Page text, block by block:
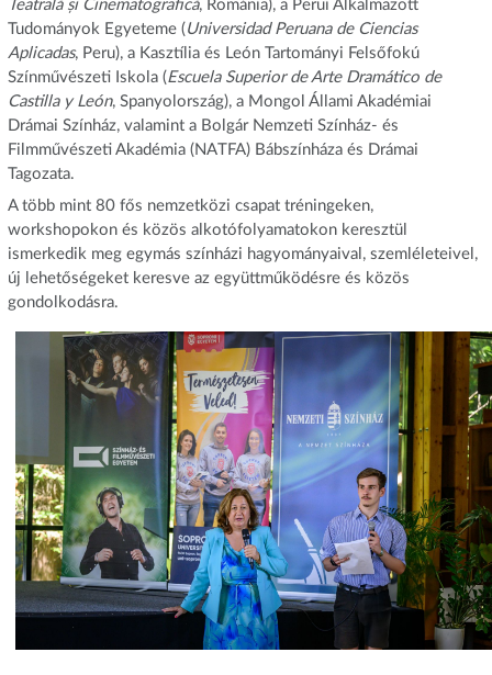
Teatrală și Cinematografică, Románia), a Perui Alkalmazott
Tudományok Egyeteme ( Universidad Peruana de Ciencias
Aplicadas, Peru), a Kasztília és León Tartományi Felsőfokú
Színművészeti Iskola (Escuela Superior de Arte Dramático de
Castilla y León, Spanyolország), a Mongol Állami Akadémiai
Drámai Színház, valamint a Bolgár Nemzeti Színház- és
Filmművészeti Akadémia (NATFA) Bábszínháza és Drámai
Tagozata.
A több mint 80 fős nemzetközi csapat tréningeken,
workshopokon és közös alkotófolyamatokon keresztül
ismerkedik meg egymás színházi hagyományaival, szemléleteivel,
új lehetőségeket keresve az együttműködésre és közös
gondolkodásra.